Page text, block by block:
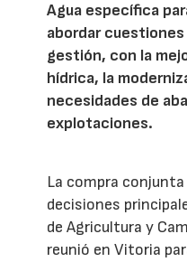
Agua específica
abordar
gestión, con la
hídrica, la
necesidades de
explotaciones.
La compra
decisiones
de Agricultura y
reunió en Vitoria